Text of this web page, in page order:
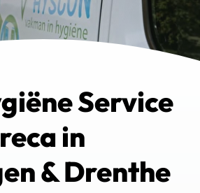
Service
in
& Drenthe